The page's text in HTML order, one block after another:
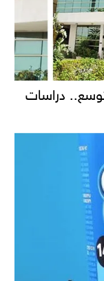
دراسات